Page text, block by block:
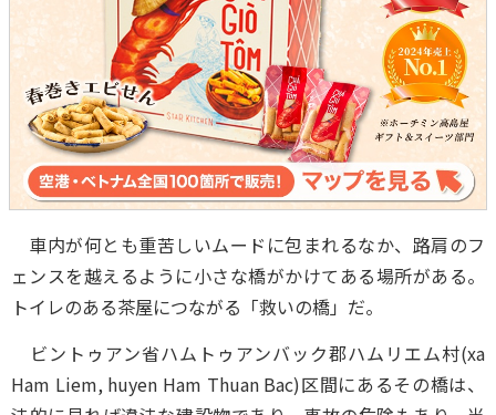
車内が何とも重苦しいムードに包まれるなか、路肩のフ
ェンスを越えるように小さな橋がかけてある場所がある。
トイレのある茶屋につながる「救いの橋」だ。
ビントゥアン省ハムトゥアンバック郡ハムリエム村(xa
Ham Liem, huyen Ham Thuan Bac)区間にあるその橋は、